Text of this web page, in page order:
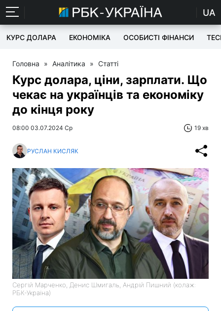
UA
КУРС ДОЛАРА ЕКОНОМІКА ОСОБИСТІ ФІНАНСИ
Головна » Аналітика » Статті
Курс долара, ціни, зарплати. Що
чекає на українців та економіку
до кінця року
08:00 03.07.2024 Ср 19 хв
РУСЛАН КИСЛЯК
Сергій Марченко, Денис Шмигаль, Андрій Пишний (колаж:
РБК-Україна)